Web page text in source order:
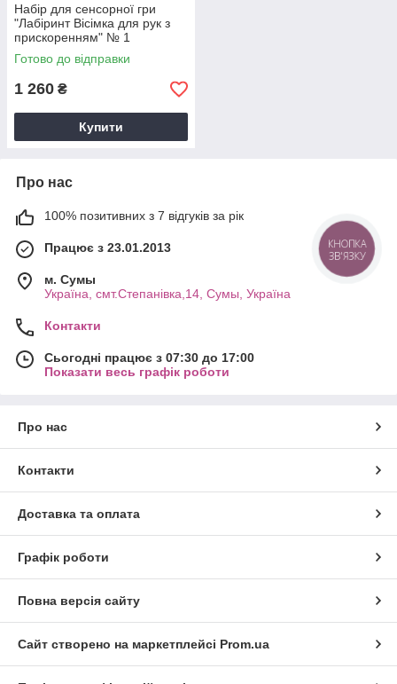
Набiр для сенсорної гри
"Лабіринт Вісімка для рук з
прискоренням" № 1
Готово до відправки
1 260 ₴
Купити
Про нас
100% позитивних з 7 відгуків за рік
Працює з 23.01.2013
м. Cумы
Україна, смт.Степанівка,14, Cумы, Україна
Контакти
Сьогодні працює з 07:30 до 17:00
Показати весь графік роботи
Про нас
Контакти
Доставка та оплата
Графік роботи
Повна версія сайту
Сайт створено на маркетплейсі Prom.ua
КНОПКА
ЗВ'ЯЗКУ